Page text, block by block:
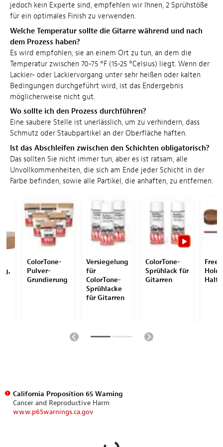
jedoch kein Experte sind, empfehlen wir Ihnen, 2 Sprühstöße
für ein optimales Finish zu verwenden.
Welche Temperatur sollte die Gitarre während und nach
dem Prozess haben?
Es wird empfohlen, sie an einem Ort zu tun, an dem die
Temperatur zwischen 70-75 °F (15-25 °Celsius) liegt. Wenn der
Lackier- oder Lackiervorgang unter sehr heißen oder kalten
Bedingungen durchgeführt wird, ist das Endergebnis
möglicherweise nicht gut.
Wo sollte ich den Prozess durchführen?
Eine saubere Stelle ist unerlässlich, um zu verhindern, dass
Schmutz oder Staubpartikel an der Oberfläche haften.
Ist das Abschleifen zwischen den Schichten obligatorisch?
Das sollten Sie nicht immer tun, aber es ist ratsam, alle
Unvollkommenheiten, die sich am Ende jeder Schicht in der
Farbe befinden, sowie alle Partikel, die anhaften, zu entfernen.
ColorTone-
Pulver-
Grundierung
Versiegelung
für
ColorTone-
Sprühlacke
für Gitarren
ColorTone-
Sprühlack für
Gitarren
California Proposition 65 Warning
Cancer and Reproductive Harm
www.p65warnings.ca.gov